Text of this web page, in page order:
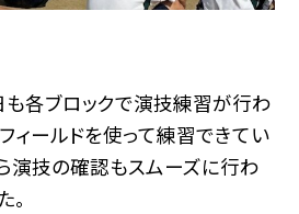
も各ブロックで演技練習が行わ
ィールドを使って練習できてい
演技の確認もスムーズに行わ